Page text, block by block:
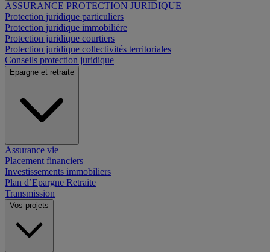
ASSURANCE PROTECTION JURIDIQUE
Protection juridique particuliers
Protection juridique immobilière
Protection juridique courtiers
Protection juridique collectivités territoriales
Conseils protection juridique
Epargne et retraite
Assurance vie
Placement financiers
Investissements immobiliers
Plan d’Epargne Retraite
Transmission
Vos projets